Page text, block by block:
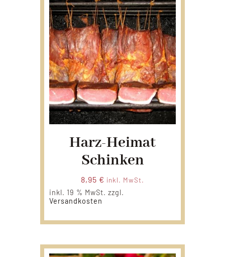
Harz-Heimat
Schinken
8,95 € inkl. MwSt.
inkl. 19 % MwSt. zzgl.
Versandkosten